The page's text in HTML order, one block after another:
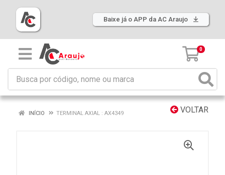
Baixe já o APP da AC Araujo
0
VOLTAR
INÍCIO TERMINAL AXIAL : AX4349